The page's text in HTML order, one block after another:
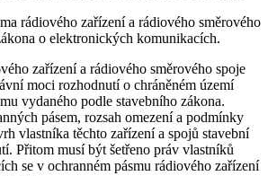
rádiového zařízení a rádiového směrového
o elektronických komunikacích.
zařízení a rádiového směrového spoje
moci rozhodnutí o chráněném území
vydaného podle stavebního zákona.
pásem, rozsah omezení a podmínky
vlastníka těchto zařízení a spojů stavební
Přitom musí být šetřeno práv vlastníků
se v ochranném pásmu rádiového zařízení